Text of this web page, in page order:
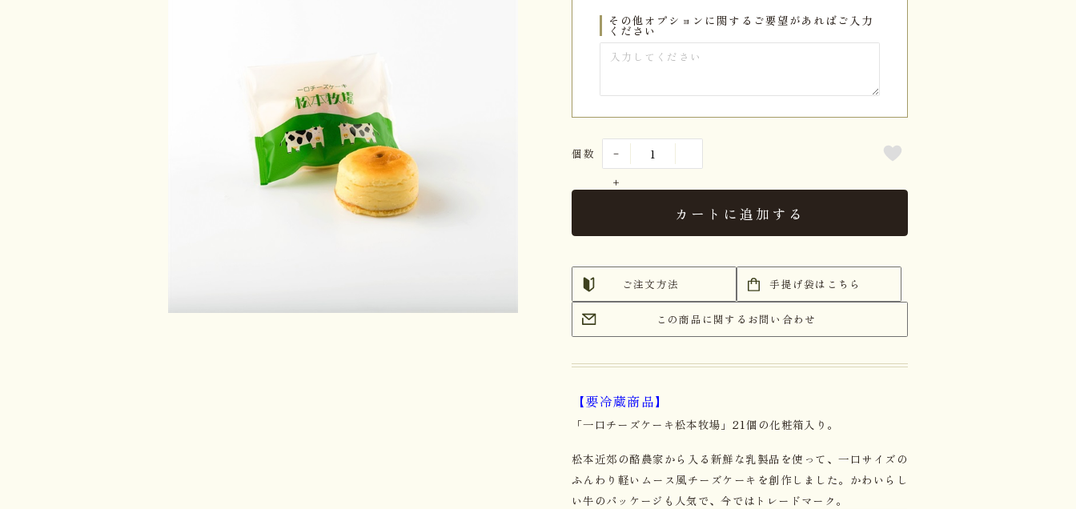
その他オプションに関するご要望があればご入力
ください
個数
カートに追加する
ご注文方法 手提げ袋はこちら
この商品に関するお問い合わせ
【要冷蔵商品】
「一口チーズケーキ松本牧場」21個の化粧箱入り。
松本近郊の酪農家から入る新鮮な乳製品を使って、一口サイズの
ふんわり軽いムース風チーズケーキを創作しました。かわいらし
い牛のパッケージも人気で、今ではトレードマーク。